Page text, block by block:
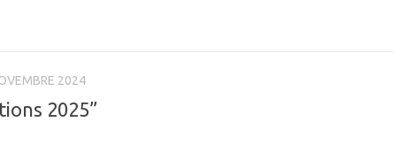
2024
2025”